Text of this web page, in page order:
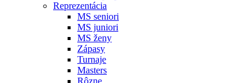
Reprezentácia
MS seniori
MS juniori
MS ženy
Zápasy
Turnaje
Masters
Rôzne